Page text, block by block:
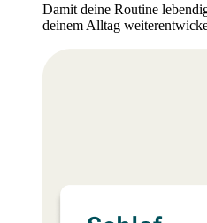
Damit deine Routine
deinem Alltag